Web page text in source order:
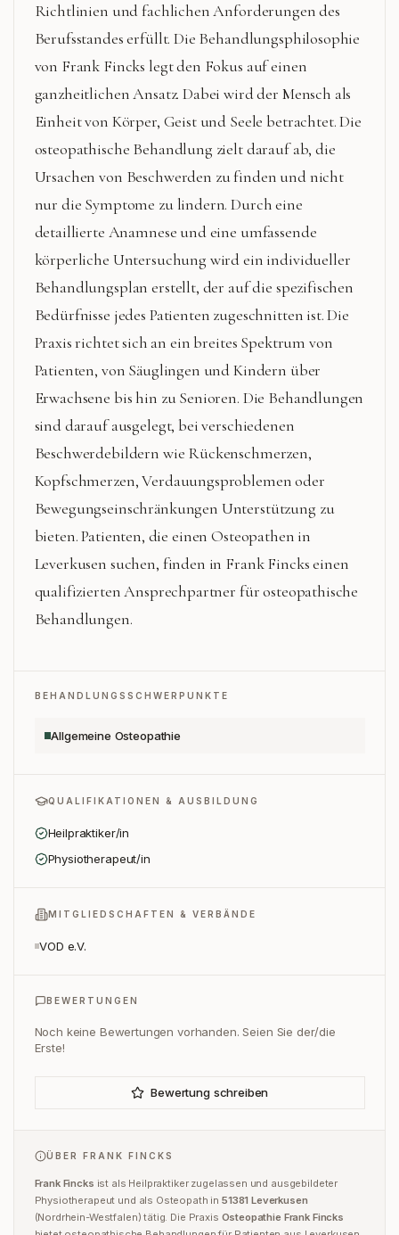
Richtlinien und fachlichen Anforderungen des
Berufsstandes erfüllt. Die Behandlungsphilosophie
von Frank Fincks legt den Fokus auf einen
ganzheitlichen Ansatz. Dabei wird der Mensch als
Einheit von Körper, Geist und Seele betrachtet. Die
osteopathische Behandlung zielt darauf ab, die
Ursachen von Beschwerden zu finden und nicht
nur die Symptome zu lindern. Durch eine
detaillierte Anamnese und eine umfassende
körperliche Untersuchung wird ein individueller
Behandlungsplan erstellt, der auf die spezifischen
Bedürfnisse jedes Patienten zugeschnitten ist. Die
Praxis richtet sich an ein breites Spektrum von
Patienten, von Säuglingen und Kindern über
Erwachsene bis hin zu Senioren. Die Behandlungen
sind darauf ausgelegt, bei verschiedenen
Beschwerdebildern wie Rückenschmerzen,
Kopfschmerzen, Verdauungsproblemen oder
Bewegungseinschränkungen Unterstützung zu
bieten. Patienten, die einen Osteopathen in
Leverkusen suchen, finden in Frank Fincks einen
qualifizierten Ansprechpartner für osteopathische
Behandlungen.
BEHANDLUNGSSCHWERPUNKTE
Allgemeine Osteopathie
QUALIFIKATIONEN & AUSBILDUNG
Heilpraktiker/in
Physiotherapeut/in
MITGLIEDSCHAFTEN & VERBÄNDE
VOD e.V.
BEWERTUNGEN
Noch keine Bewertungen vorhanden. Seien Sie der/die
Erste!
Bewertung schreiben
ÜBER FRANK FINCKS
Frank Fincks ist als Heilpraktiker zugelassen und ausgebildeter
Physiotherapeut und als Osteopath in 51381 Leverkusen
(Nordrhein-Westfalen) tätig. Die Praxis Osteopathie Frank Fincks